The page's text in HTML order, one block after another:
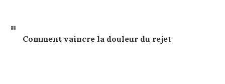
Comment vaincre la douleur du rejet